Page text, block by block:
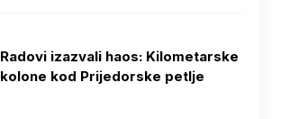
Radovi izazvali haos: Kilometarske
kolone kod Prijedorske petlje